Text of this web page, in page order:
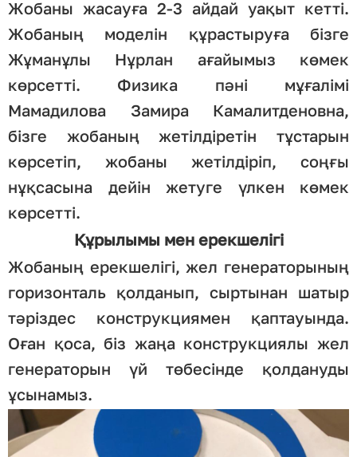
Жобаны жасауға 2-3 айдай уақыт кетті.
Жобаның моделін құрастыруға бізге
Жұманұлы Нұрлан ағайымыз көмек
көрсетті. Физика пәні мұғалімі
Мамадилова Замира Камалитденовна,
бізге жобаның жетілдіретін тұстарын
көрсетіп, жобаны жетілдіріп, соңғы
нұқсасына дейін жетуге үлкен көмек
көрсетті.
Құрылымы мен ерекшелігі
Жобаның ерекшелігі, жел генераторының
горизонталь қолданып, сыртынан шатыр
тәріздес конструкциямен қаптауында.
Оған қоса, біз жаңа конструкциялы жел
генераторын үй төбесінде қолдануды
ұсынамыз.